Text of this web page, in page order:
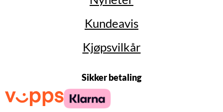
Kundeavis
Kjøpsvilkår
Sikker betaling